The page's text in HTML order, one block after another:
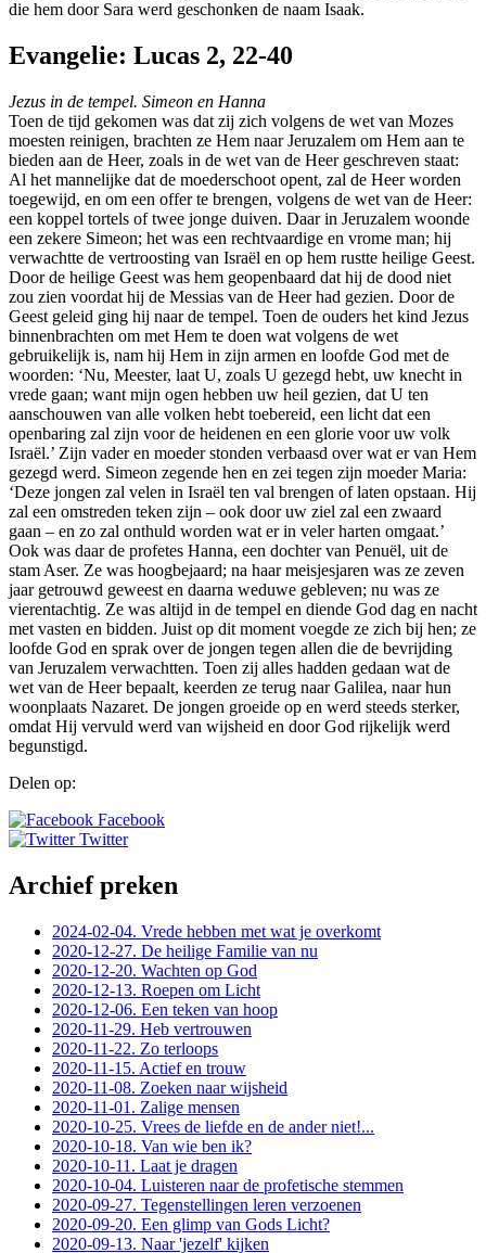
die hem door Sara werd geschonken de naam Isaak.
Evangelie: Lucas 2, 22-40
Jezus in de tempel. Simeon en Hanna
Toen de tijd gekomen was dat zij zich volgens de wet van Mozes
moesten reinigen, brachten ze Hem naar Jeruzalem om Hem aan te
bieden aan de Heer, zoals in de wet van de Heer geschreven staat:
Al het mannelijke dat de moederschoot opent, zal de Heer worden
toegewijd, en om een offer te brengen, volgens de wet van de Heer:
een koppel tortels of twee jonge duiven. Daar in Jeruzalem woonde
een zekere Simeon; het was een rechtvaardige en vrome man; hij
verwachtte de vertroosting van Israël en op hem rustte heilige Geest.
Door de heilige Geest was hem geopenbaard dat hij de dood niet
zou zien voordat hij de Messias van de Heer had gezien. Door de
Geest geleid ging hij naar de tempel. Toen de ouders het kind Jezus
binnenbrachten om met Hem te doen wat volgens de wet
gebruikelijk is, nam hij Hem in zijn armen en loofde God met de
woorden: ‘Nu, Meester, laat U, zoals U gezegd hebt, uw knecht in
vrede gaan; want mijn ogen hebben uw heil gezien, dat U ten
aanschouwen van alle volken hebt toebereid, een licht dat een
openbaring zal zijn voor de heidenen en een glorie voor uw volk
Israël.’ Zijn vader en moeder stonden verbaasd over wat er van Hem
gezegd werd. Simeon zegende hen en zei tegen zijn moeder Maria:
‘Deze jongen zal velen in Israël ten val brengen of laten opstaan. Hij
zal een omstreden teken zijn – ook door uw ziel zal een zwaard
gaan – en zo zal onthuld worden wat er in veler harten omgaat.’
Ook was daar de profetes Hanna, een dochter van Penuël, uit de
stam Aser. Ze was hoogbejaard; na haar meisjesjaren was ze zeven
jaar getrouwd geweest en daarna weduwe gebleven; nu was ze
vierentachtig. Ze was altijd in de tempel en diende God dag en nacht
met vasten en bidden. Juist op dit moment voegde ze zich bij hen; ze
loofde God en sprak over de jongen tegen allen die de bevrijding
van Jeruzalem verwachtten. Toen zij alles hadden gedaan wat de
wet van de Heer bepaalt, keerden ze terug naar Galilea, naar hun
woonplaats Nazaret. De jongen groeide op en werd steeds sterker,
omdat Hij vervuld werd van wijsheid en door God rijkelijk werd
begunstigd.
Delen op:
Facebook
Twitter
Archief preken
2024-02-04. Vrede hebben met wat je overkomt
2020-12-27. De heilige Familie van nu
2020-12-20. Wachten op God
2020-12-13. Roepen om Licht
2020-12-06. Een teken van hoop
2020-11-29. Heb vertrouwen
2020-11-22. Zo terloops
2020-11-15. Actief en trouw
2020-11-08. Zoeken naar wijsheid
2020-11-01. Zalige mensen
2020-10-25. Vrees de liefde en de ander niet!...
2020-10-18. Van wie ben ik?
2020-10-11. Laat je dragen
2020-10-04. Luisteren naar de profetische stemmen
2020-09-27. Tegenstellingen leren verzoenen
2020-09-20. Een glimp van Gods Licht?
2020-09-13. Naar 'jezelf' kijken